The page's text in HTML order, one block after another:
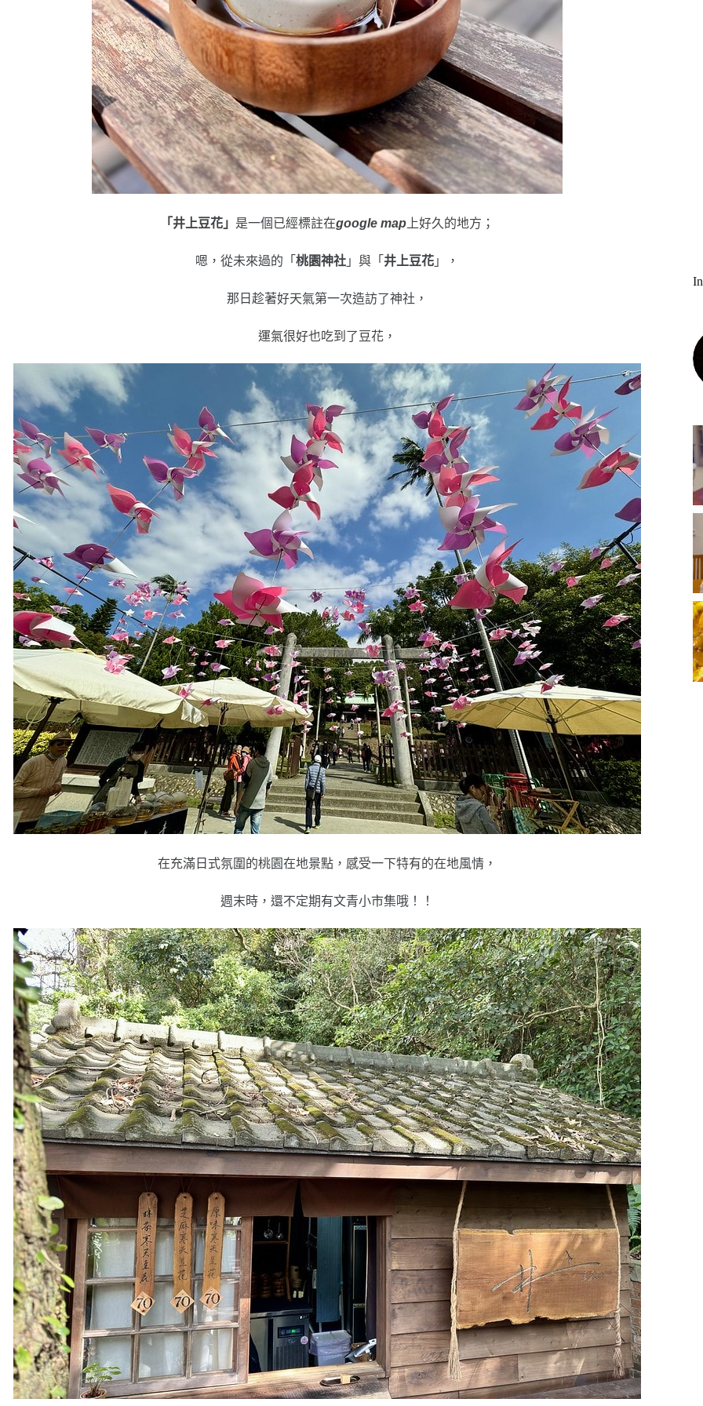
「井上豆花」 是一個已經標註在google map 上好久的地方；
嗯，從未來過的「桃園神社 」與「 井上豆花 」，
那日趁著好天氣第一次造訪了神社，
運氣很好也吃到了豆花，
在充滿日式氛圍的桃園在地景點，感受一下特有的在地風情，
週末時，還不定期有文青小市集哦！！